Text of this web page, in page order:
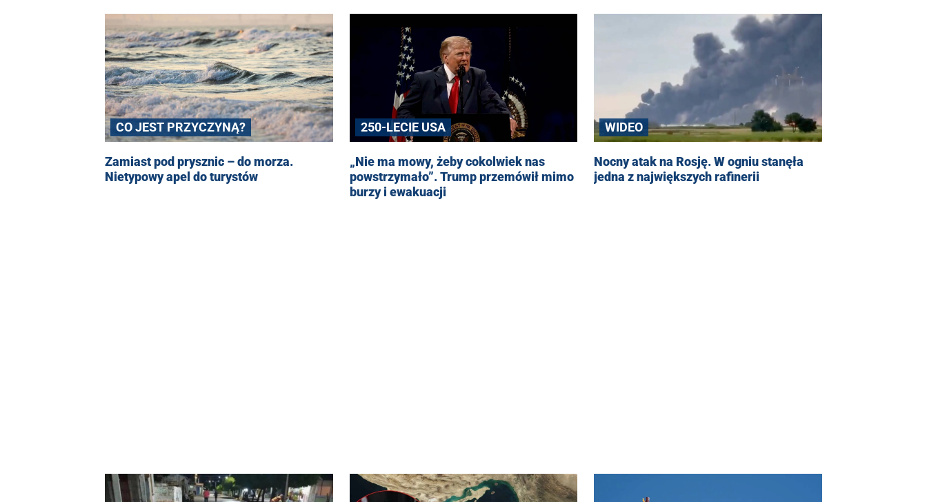
CO JEST PRZYCZYNĄ?
Zamiast pod prysznic – do morza.
Nietypowy apel do turystów
250-LECIE USA
„Nie ma mowy, żeby cokolwiek nas
powstrzymało”. Trump przemówił mimo
burzy i ewakuacji
WIDEO
Nocny atak na Rosję. W ogniu stanęła
jedna z największych rafinerii